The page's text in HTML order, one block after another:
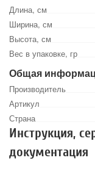
Длина, см
Ширина, см
Высота, см
Вес в упаковке, гр
Общая
Производитель
Артикул
Страна
Инструкция,
документация